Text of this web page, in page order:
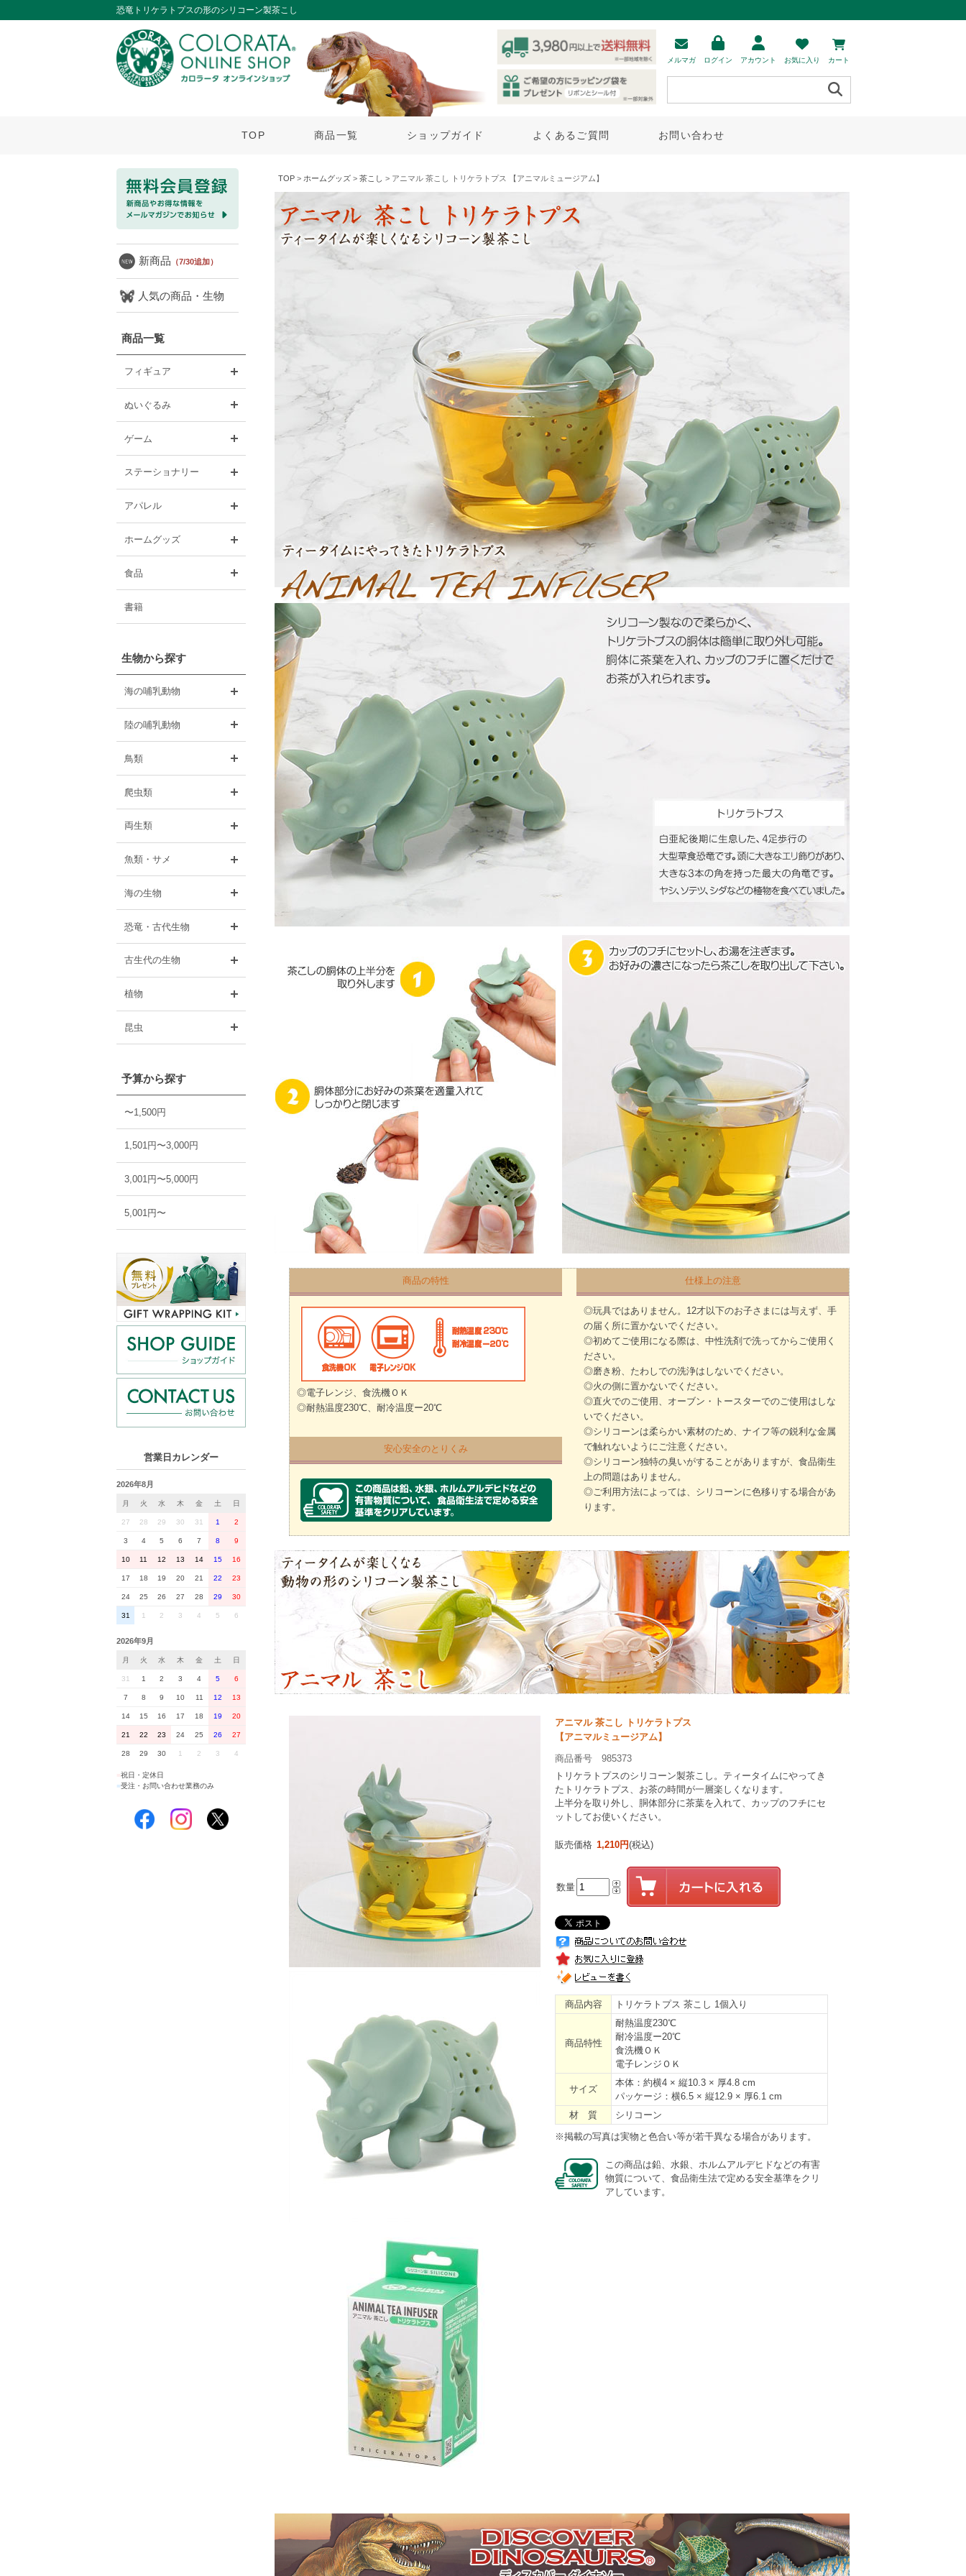
恐竜トリケラトプスの形のシリコーン製茶こし
メルマガ ログイン アカウント お気に入り カート
TOP 商品一覧 ショップガイド よくあるご質問 お問い合わせ
新商品 （7/30追加）
人気の商品・生物
商品一覧
フィギュア
ぬいぐるみ
ゲーム
ステーショナリー
アパレル
ホームグッズ
食品
書籍
生物から探す
海の哺乳動物
陸の哺乳動物
鳥類
爬虫類
両生類
魚類・サメ
海の生物
恐竜・古代生物
古生代の生物
植物
昆虫
予算から探す
〜1,500円
1,501円〜3,000円
3,001円〜5,000円
5,001円〜
営業日カレンダー
2026年8月
月 火 水 木 金 土 日
27 28 29 30 31 1 2
3 4 5 6 7 8 9
10 11 12 13 14 15 16
17 18 19 20 21 22 23
24 25 26 27 28 29 30
31 1 2 3 4 5 6
2026年9月
月 火 水 木 金 土 日
31 1 2 3 4 5 6
7 8 9 10 11 12 13
14 15 16 17 18 19 20
21 22 23 24 25 26 27
28 29 30 1 2 3 4
祝日・定休日
■受注・お問い合わせ業務のみ
TOP > ホームグッズ > 茶こし > アニマル 茶こし トリケラトプス 【アニマルミュージアム】
商品の特性 仕様上の注意
◎電子レンジ、食洗機ＯＫ
◎耐熱温度230℃、耐冷温度ー20℃
◎玩具ではありません。12才以下のお子さまには与えず、手
の届く所に置かないでください。
◎初めてご使用になる際は、中性洗剤で洗ってからご使用く
ださい。
◎磨き粉、たわしでの洗浄はしないでください。
◎火の側に置かないでください。
◎直火でのご使用、オーブン・トースターでのご使用はしな
いでください。
◎シリコーンは柔らかい素材のため、ナイフ等の鋭利な金属
で触れないようにご注意ください。
◎シリコーン独特の臭いがすることがありますが、食品衛生
上の問題はありません。
◎ご利用方法によっては、シリコーンに色移りする場合があ
ります。
安心安全のとりくみ
アニマル 茶こし トリケラトプス
【アニマルミュージアム】
商品番号 985373
トリケラトプスのシリコーン製茶こし。ティータイムにやってき
たトリケラトプス、お茶の時間が一層楽しくなります。
上半分を取り外し、胴体部分に茶葉を入れて、カップのフチにセ
ットしてお使いください。
販売価格 1,210円(税込)
数量
商品内容 トリケラトプス 茶こし 1個入り
商品特性
耐熱温度230℃
耐冷温度ー20℃
食洗機ＯＫ
電子レンジＯＫ
サイズ
本体：約横4 × 縦10.3 × 厚4.8 cm
パッケージ：横6.5 × 縦12.9 × 厚6.1 cm
材 質
シリコーン
※掲載の写真は実物と色合い等が若干異なる場合があります。
この商品は鉛、水銀、ホルムアルデヒドなどの有害
物質について、食品衛生法で定める安全基準をクリ
アしています。